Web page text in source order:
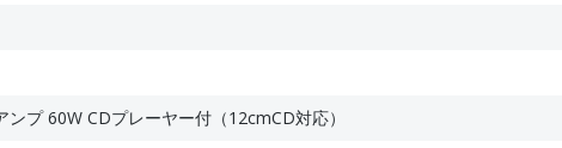
ンプ 60W CDプレーヤー付（12cmCD対応）